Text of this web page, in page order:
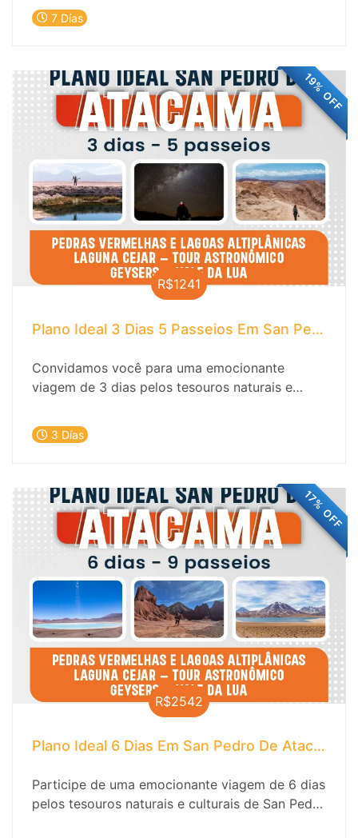
Lua, contemple o amanhecer nos
impressionantes Gêiseres del Tatio e relaxe nas
mergulhe no Tour Astrofotográfico sob um dos
céus mais limpos do mundo. Uma experiência
única no deserto de Atacama!
7 Días
19% OFF
R$1241
Plano Ideal 3 Dias 5 Passeios Em San Pedro
Convidamos você para uma emocionante
viagem de 3 dias pelos tesouros naturais e
magia do deserto, os céus estrelados e as
tradições milenares que fazem deste lugar um
3 Días
17% OFF
R$2542
Plano Ideal 6 Dias Em San Pedro De Atacama
Participe de uma emocionante viagem de 6 dias
pelos tesouros naturais e culturais de San Pedro